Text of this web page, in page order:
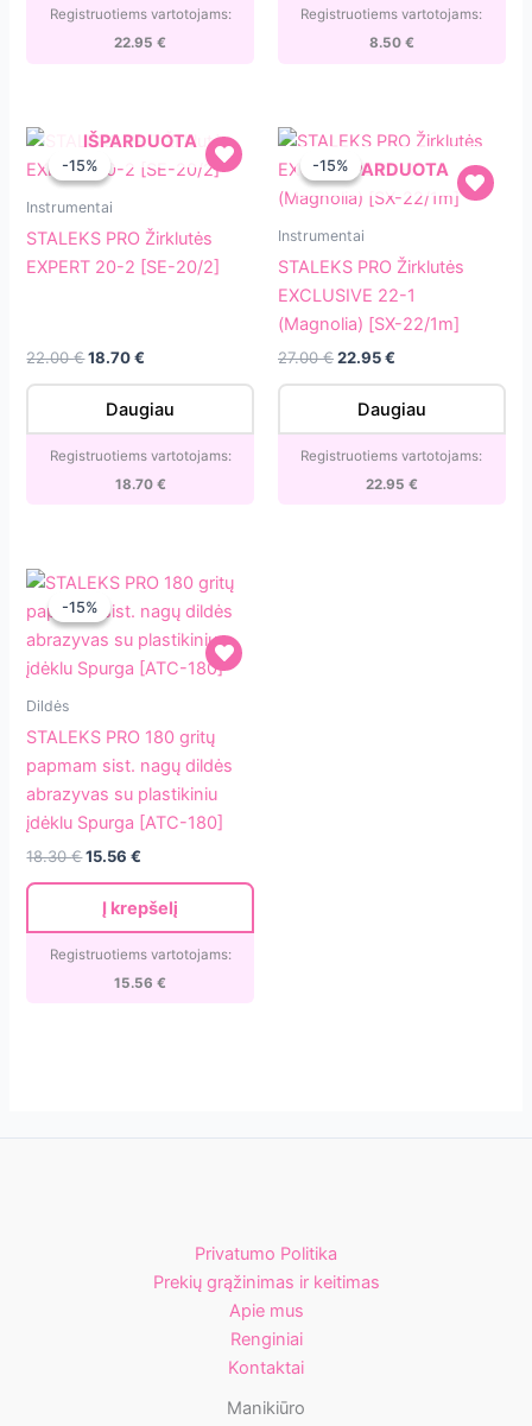
Registruotiems vartotojams:
22.95€
50/6]Registruotiems vartotojams:
8.50 €
-15%
STALEKS
[SE-
IŠPARDUOTA
-15%
Instrumentai
STALEKS PRO Žirklutės
EXPERT 20-2 [SE-20/2]
22.00€Original
22.00 €.
18.70€
18.70 €.
Daugiau
Registruotiems vartotojams:
18.70 €
-15%
STALEKS
1
22/1m]
IŠPARDUOTA
-15%
Instrumentai
STALEKS PRO Žirklutės
EXCLUSIVE 22-1
(Magnolia) [SX-22/1m]
27.00€Original
27.00 €.
22.95€
22.95 €.
Daugiau
Registruotiems vartotojams:
22.95 €
-15%
STALEKS
gritų
papmam
sist.
nagų
dildės
abrazyvas
-15%
Dildės
STALEKS PRO 180 gritų
papmam sist. nagų dildės
abrazyvas su plastikiniu
įdėklu Spurga [ATC-180]
18.30€Original
18.30 €.
15.56€
15.56 €.
Į krepšelį
Registruotiems vartotojams:
15.56€
Privatumo Politika
Prekių grąžinimas ir keitimas
Apie mus
Renginiai
Kontaktai
Manikiūro